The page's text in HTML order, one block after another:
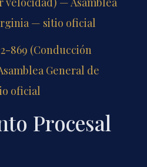
— sitio oficial
869 (Conducción
General de
oficial
Procesal